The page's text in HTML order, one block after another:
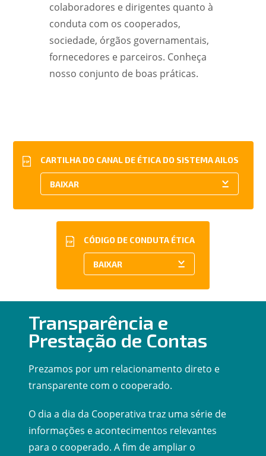
colaboradores e dirigentes quanto à
conduta com os cooperados,
sociedade, órgãos governamentais,
fornecedores e parceiros. Conheça
nosso conjunto de boas práticas.
CARTILHA DO CANAL DE ÉTICA DO SISTEMA AILOS
PDF
CÓDIGO DE CONDUTA ÉTICA
PDF
Transparência e
Prestação de Contas
Prezamos por um relacionamento direto e
transparente com o cooperado.
O dia a dia da Cooperativa traz uma série de
informações e acontecimentos relevantes
para o cooperado. A fim de ampliar o